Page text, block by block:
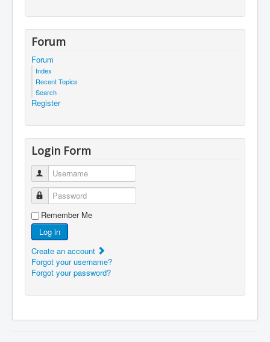
Forum
Forum
Index
Recent Topics
Search
Register
Login Form
Username
Password
Remember Me
Log in
Create an account
Forgot your username?
Forgot your password?